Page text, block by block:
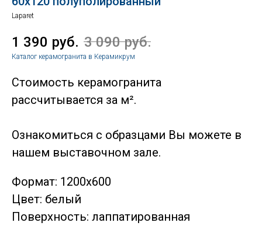
Laparet
1 390 руб. 3 090 руб.
Каталог керамогранита в Керамикрум
Стоимость керамогранита
рассчитывается за м².
Ознакомиться с образцами Вы можете в
нашем выставочном зале.
Формат: 1200х600
Цвет: белый
Поверхность: лаппатированная